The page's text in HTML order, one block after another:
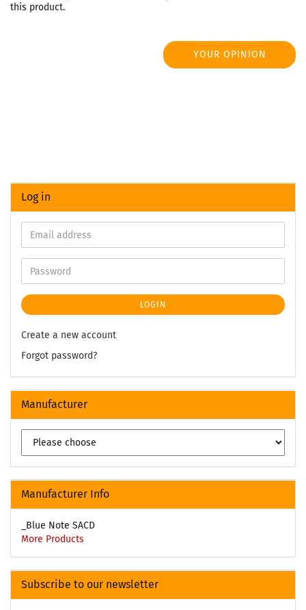
this product.
YOUR OPINION
Log in
LOGIN
Create a new account
Forgot password?
Manufacturer
Manufacturer Info
_Blue Note SACD
More Products
Subscribe to our newsletter